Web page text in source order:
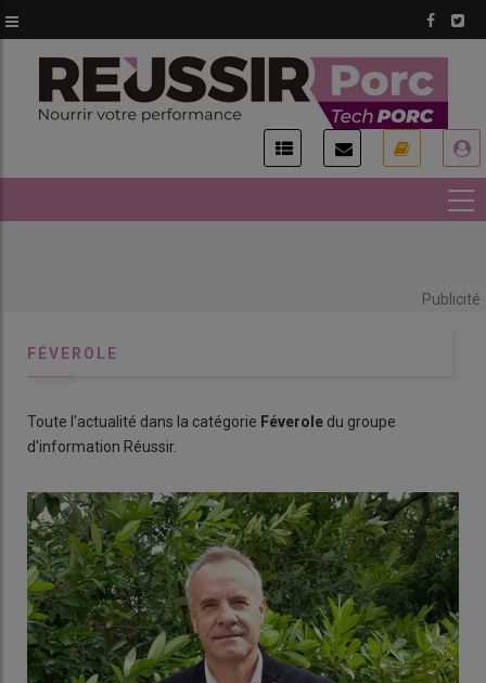
au
contenu
principal
Publicité
FÉVEROLE
Toute l'actualité dans la catégorie Féverole du groupe
d'information Réussir.